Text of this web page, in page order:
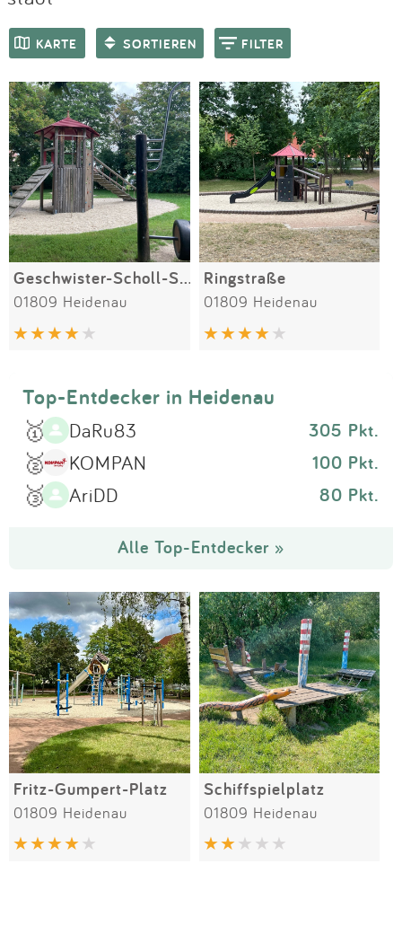
Anmelden
KARTE SORTIEREN FILTER
Geschwister-Scholl-Straße
01809 Heidenau
Ringstraße
01809 Heidenau
Top-Entdecker in Heidenau
🥇 DaRu83 305 Pkt.
🥈 KOMPAN 100 Pkt.
🥉 AriDD 80 Pkt.
Alle Top-Entdecker »
Fritz-Gumpert-Platz
01809 Heidenau
Schiffspielplatz
01809 Heidenau